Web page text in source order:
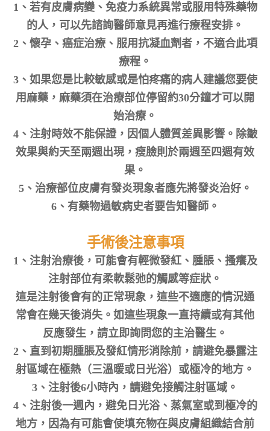
1、若有皮膚病變、免疫力系統異常或服用特殊藥物
的人，可以先諮詢醫師意見再進行療程安排。
2、懷孕、癌症治療、服用抗凝血劑者，不適合此項
療程。
3、如果您是比較敏感或是怕疼痛的病人建議您要使
用麻藥，麻藥須在治療部位停留約30分鐘才可以開
始治療。
4、注射時效不能保證，因個人體質差異影響。除皺
效果與約天至兩週出現，瘦臉則於兩週至四週有效
果。
5、治療部位皮膚有發炎現象者應先將發炎治好。
6、有藥物過敏病史者要告知醫師。
手術後注意事項
1、注射治療後，可能會有輕微發紅、腫脹、搔癢及
注射部位有柔軟鬆弛的觸感等症狀。
這是注射後會有的正常現象，這些不適應的情況通
常會在幾天後消失。如這些現象一直持續或有其他
反應發生，請立即詢問您的主治醫生。
2、直到初期腫脹及發紅情形消除前，請避免暴露注
射區域在極熱（三溫暖或日光浴）或極冷的地方。
3、注射後6小時內，請避免接觸注射區域。
4、注射後一週內，避免日光浴、蒸氣室或到極冷的
地方，因為有可能會使填充物在與皮膚組織結合前